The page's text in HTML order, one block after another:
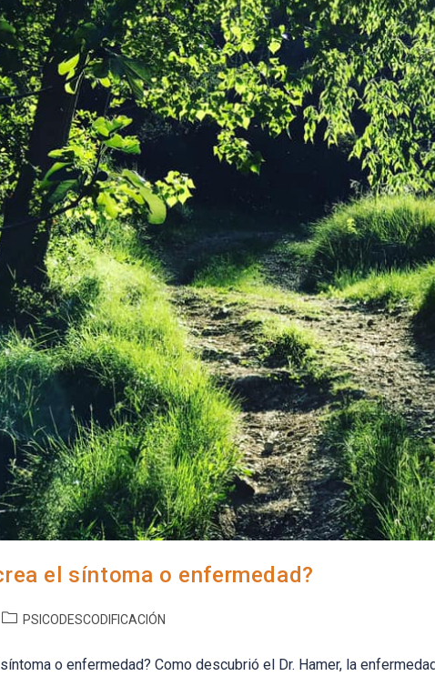
el síntoma o enfermedad?
Categoría
la
PSICODESCODIFICACIÓN
o enfermedad? Como descubrió el Dr. Hamer, la